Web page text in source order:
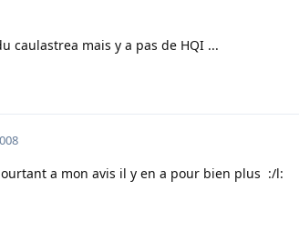
caulastrea mais y a pas de HQI ...
a mon avis il y en a pour bien plus :/l: